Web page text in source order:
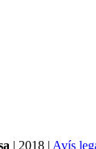
| 2018 | Avís